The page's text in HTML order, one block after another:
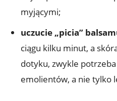
myjącymi;
uczucie „picia”
ciągu kilku minut, a
dotyku, zwykle
emolientów, a nie tylko